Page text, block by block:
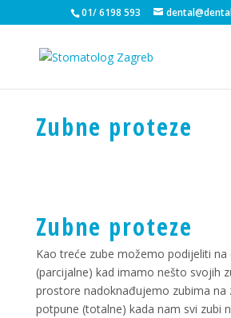
01/ 6198 593
Zubne proteze
Zubne proteze
Kao treće zube možemo podijeliti na
(parcijalne) kad imamo nešto svojih
prostore nadoknađujemo zubima na
potpune (totalne) kada nam svi zubi